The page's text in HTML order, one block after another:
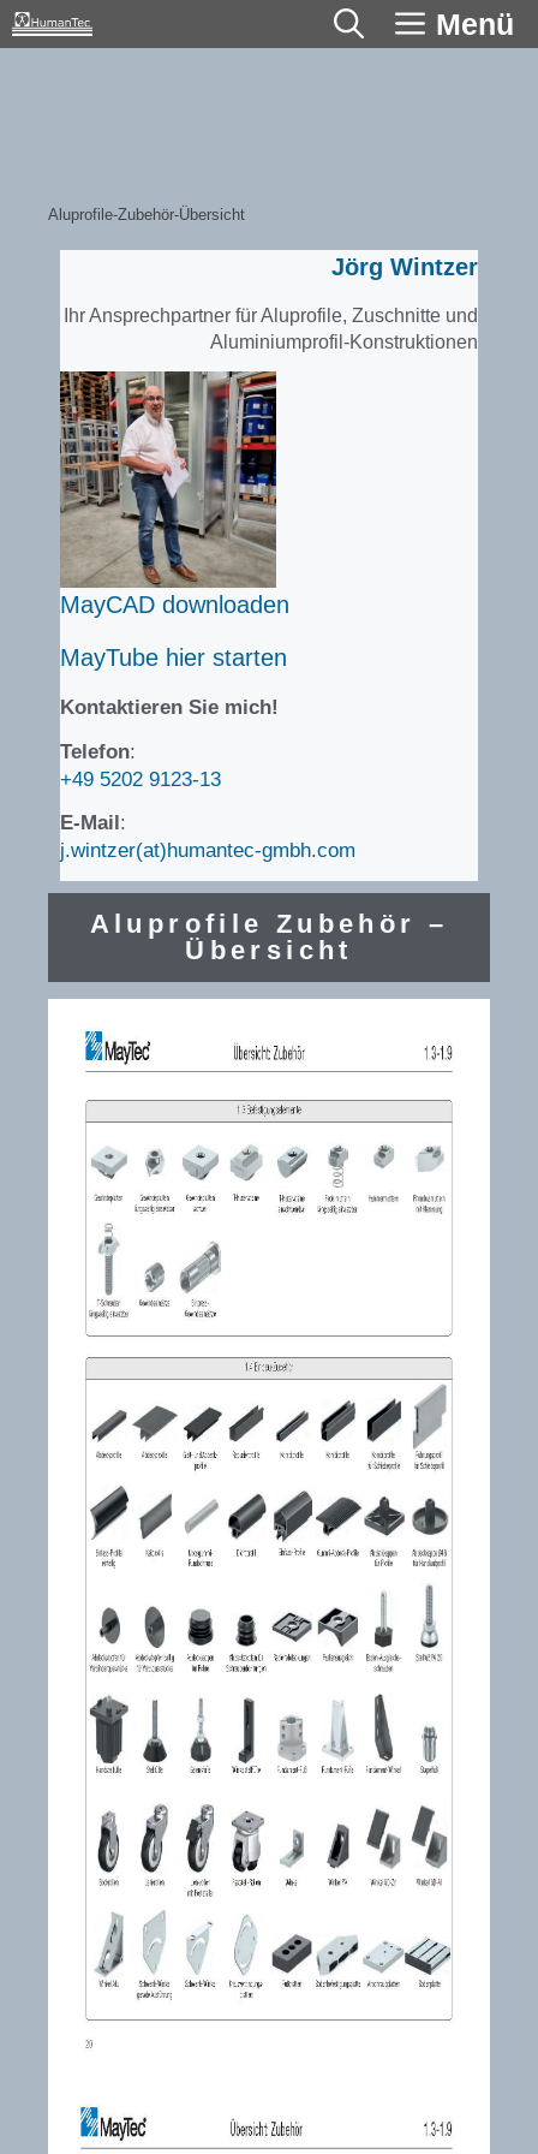
Zum
Inhalt
Menü
Aluprofile-Zubehör-Übersicht
Jörg Wintzer
Ihr Ansprechpartner für Aluprofile, Zuschnitte und
Aluminiumprofil-Konstruktionen
MayCAD downloaden
MayTube hier starten
Kontaktieren Sie mich!
Telefon:
+49 5202 9123-13
E-Mail :
j.wintzer(at)humantec-gmbh.com
Aluprofile Zubehör –
Übersicht